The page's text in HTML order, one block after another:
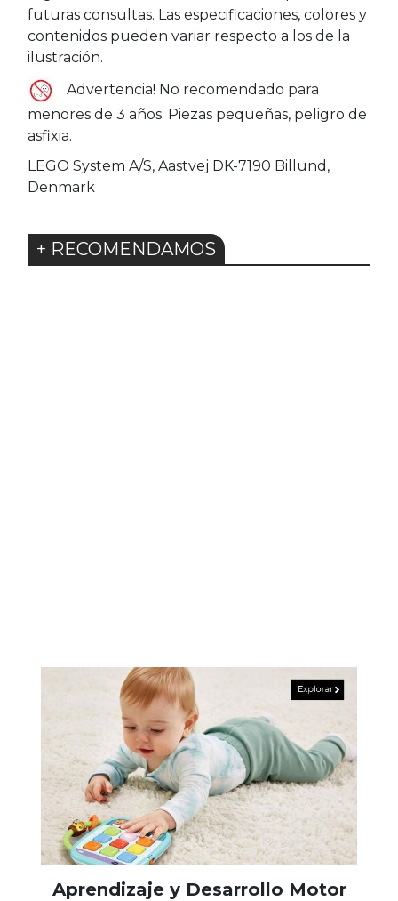
futuras consultas. Las especificaciones, colores y
contenidos pueden variar respecto a los de la
ilustración.
Advertencia! No recomendado para
menores de 3 años. Piezas pequeñas, peligro de
asfixia.
LEGO System A/S, Aastvej DK-7190 Billund,
Denmark
+ RECOMENDAMOS
Aprendizaje y Desarrollo Motor